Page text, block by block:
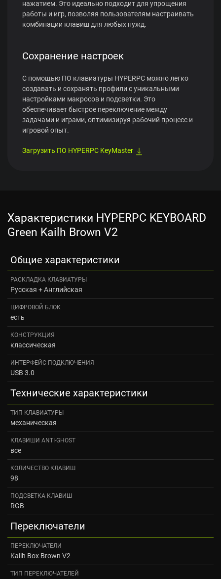
нажатием. Это идеально подходит для упрощения
работы и игр, позволяя пользователям настраивать
комбинации клавиш для любых нужд.
Сохранение настроек
С помощью ПО клавиатуры HYPERPC можно легко
создавать и сохранять профили с уникальными
настройками макросов и подсветки. Это
обеспечивает быстрое переключение между
задачами и играми, оптимизируя рабочий процесс и
игровой опыт.
Загрузить ПО HYPERPC KeyMaster
Характеристики HYPERPC KEYBOARD
Green Kailh Brown V2
Общие характеристики
РАСКЛАДКА КЛАВИАТУРЫ
Русская + Английская
ЦИФРОВОЙ БЛОК
есть
КОНСТРУКЦИЯ
классическая
ИНТЕРФЕЙС ПОДКЛЮЧЕНИЯ
USB 3.0
Технические характеристики
ТИП КЛАВИАТУРЫ
механическая
КЛАВИШИ ANTI-GHOST
все
КОЛИЧЕСТВО КЛАВИШ
98
ПОДСВЕТКА КЛАВИШ
RGB
Переключатели
ПЕРЕКЛЮЧАТЕЛИ
Kailh Box Brown V2
ТИП ПЕРЕКЛЮЧАТЕЛЕЙ